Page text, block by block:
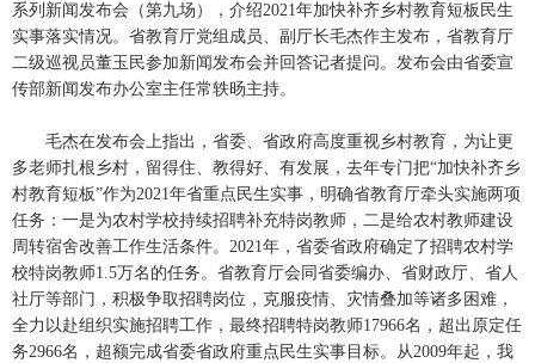
系列新闻发布会（第九场），介绍2021年加快补齐乡村教育短板民生
实事落实情况。省教育厅党组成员、副厅长毛杰作主发布，省教育厅
二级巡视员董玉民参加新闻发布会并回答记者提问。发布会由省委宣
传部新闻发布办公室主任常轶旸主持。
毛杰在发布会上指出，省委、省政府高度重视乡村教育，为让更
多老师扎根乡村，留得住、教得好、有发展，去年专门把“加快补齐乡
村教育短板”作为2021年省重点民生实事，明确省教育厅牵头实施两项
任务：一是为农村学校持续招聘补充特岗教师，二是给农村教师建设
周转宿舍改善工作生活条件。2021年，省委省政府确定了招聘农村学
校特岗教师1.5万名的任务。省教育厅会同省委编办、省财政厅、省人
社厅等部门，积极争取招聘岗位，克服疫情、灾情叠加等诸多困难，
全力以赴组织实施招聘工作，最终招聘特岗教师17966名，超出原定任
务2966名，超额完成省委省政府重点民生实事目标。从2009年起，我